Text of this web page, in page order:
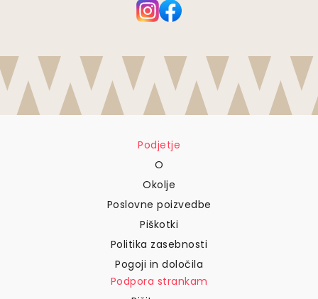
Podjetje
O
Okolje
Poslovne poizvedbe
Piškotki
Politika zasebnosti
Pogoji in določila
Podpora strankam